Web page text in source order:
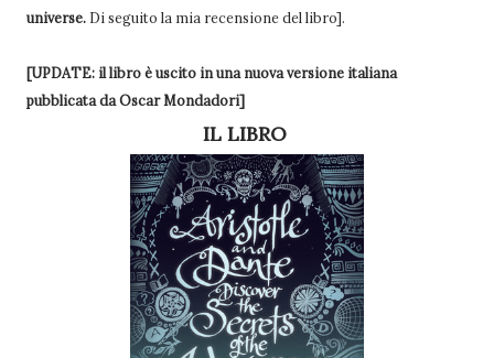
universe. Di seguito la mia recensione del libro].
[UPDATE: il libro è uscito in una nuova versione italiana
pubblicata da Oscar Mondadori]
IL LIBRO